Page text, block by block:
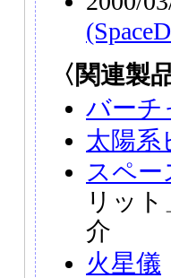
〈関連製
バーチ
太陽系
スペ
リッ
介
火星儀